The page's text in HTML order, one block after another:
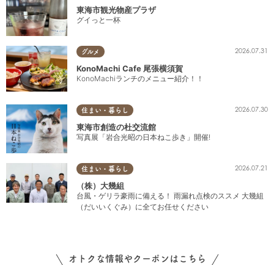
東海市観光物産プラザ
グイっと一杯
グルメ 2026.07.31
KonoMachi Cafe 尾張横須賀
KonoMachiランチのメニュー紹介！！
住まい・暮らし 2026.07.30
東海市創造の杜交流館
写真展「岩合光昭の日本ねこ歩き」開催!
住まい・暮らし 2026.07.21
（株）大幾組
台風・ゲリラ豪雨に備える！ 雨漏れ点検のススメ 大幾組
（だいいくぐみ）に全てお任せください
オトクな情報やクーポンはこちら